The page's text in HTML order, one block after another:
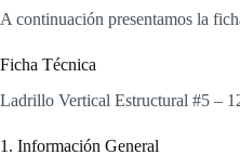
A continuación presentamos la
Ficha Técnica
Ladrillo Vertical Estructural #5 –
1. Información General